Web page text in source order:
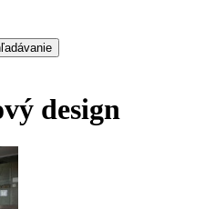
design